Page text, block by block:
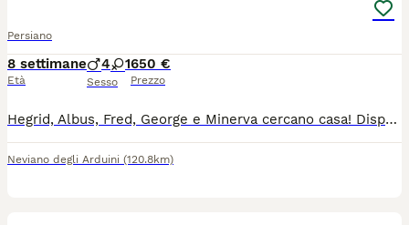
Persiano
8 settimane
Età
4 1
Sesso
650 €
Prezzo
Hegrid, Albus, Fred, George e Minerva cercano casa! Disponibile cucciolata di cinque gattini persiani nati il 11/06. Quattro maschietti ed una femminuccia, verranno ceduti a compimento dell'età adeguata con doppia vaccinazione, sverminazione e libretto sanitario in regola. Genitori visibili e testati FIV/FELV negativi. Crescono liberi in ambiente familiare, ben socializzati e a contatto con altri animali. Per venirli a conoscere, per informazioni o altre foto e/o video non esitate a contattarmi al 3519782275 tramite WHATSAPP.
Neviano degli Arduini (120.8km)